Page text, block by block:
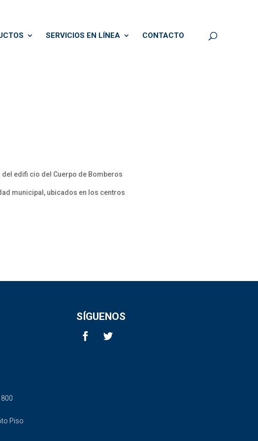
SERVICIOS EN LÍNEA CONTACTO
edifi cio del Cuerpo de Bomberos
municipal, ubicados en los centros
SÍGUENOS
Piso